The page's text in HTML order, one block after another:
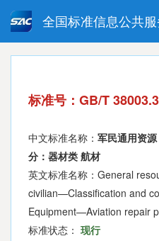
全国标准信息公共服
强制性国家标准
指导性技术文件
标准号：GB/T
中文标准名称： 军民通用资
分：器材类 航材
英文标准名称：General
civilian—Classification and
Equipment—Aviation repair
标准状态： 现行